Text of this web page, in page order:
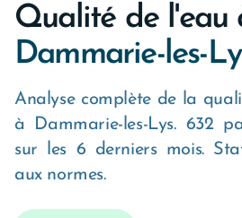
Qualité de l'eau
Dammarie-les-
Analyse complète de la
à Dammarie-les-Lys. 632
sur les 6 derniers mois.
aux normes.